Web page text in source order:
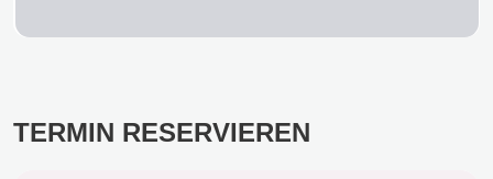
TERMIN RESERVIEREN